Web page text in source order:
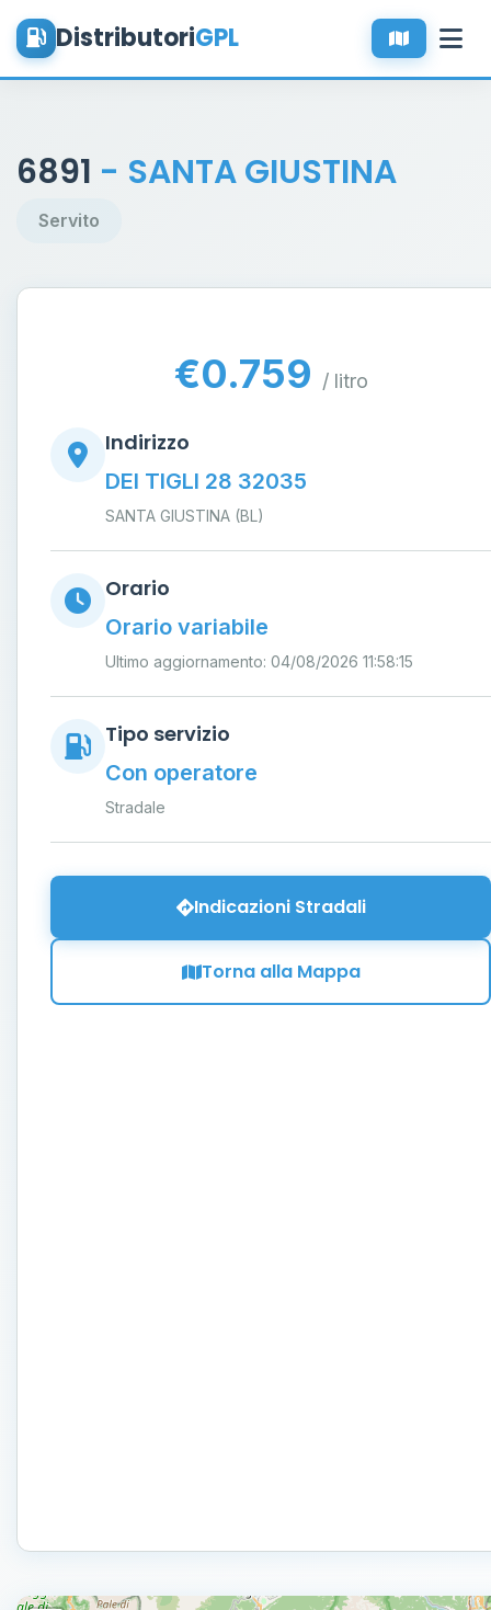
DistributoriGPL
6891 - SANTA GIUSTINA
Servito
€0.759 / litro
Indirizzo
DEI TIGLI 28 32035
SANTA GIUSTINA (BL)
Orario
Orario variabile
Ultimo aggiornamento: 04/08/2026 11:58:15
Tipo servizio
Con operatore
Stradale
Indicazioni Stradali
Torna alla Mappa